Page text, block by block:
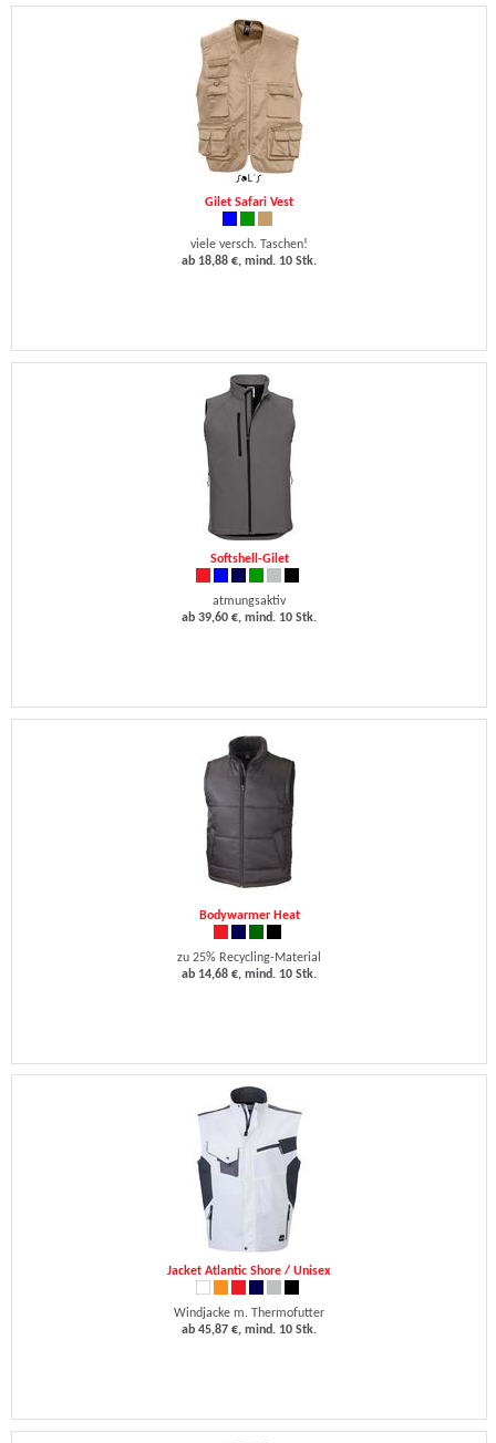
Gilet Safari Vest
viele versch. Taschen!
ab 18,88 €, mind. 10 Stk.
Softshell-Gilet
atmungsaktiv
ab 39,60 €, mind. 10 Stk.
Bodywarmer Heat
zu 25% Recycling-Material
ab 14,68 €, mind. 10 Stk.
Jacket Atlantic Shore / Unisex
Windjacke m. Thermofutter
ab 45,87 €, mind. 10 Stk.